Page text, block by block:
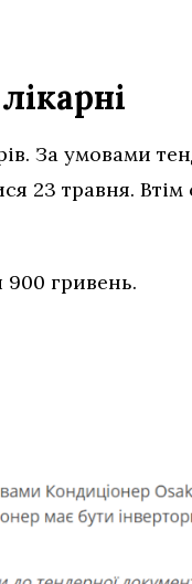
За умовами
23 травня. Втім
900 гривень.